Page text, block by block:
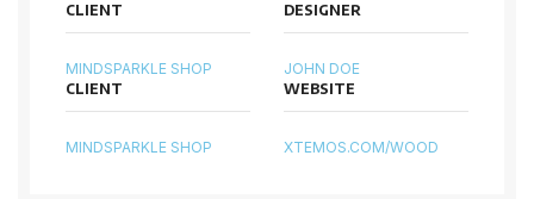
CLIENT
MINDSPARKLE SHOP
DESIGNER
JOHN DOE
CLIENT
MINDSPARKLE SHOP
WEBSITE
XTEMOS.COM/WOOD